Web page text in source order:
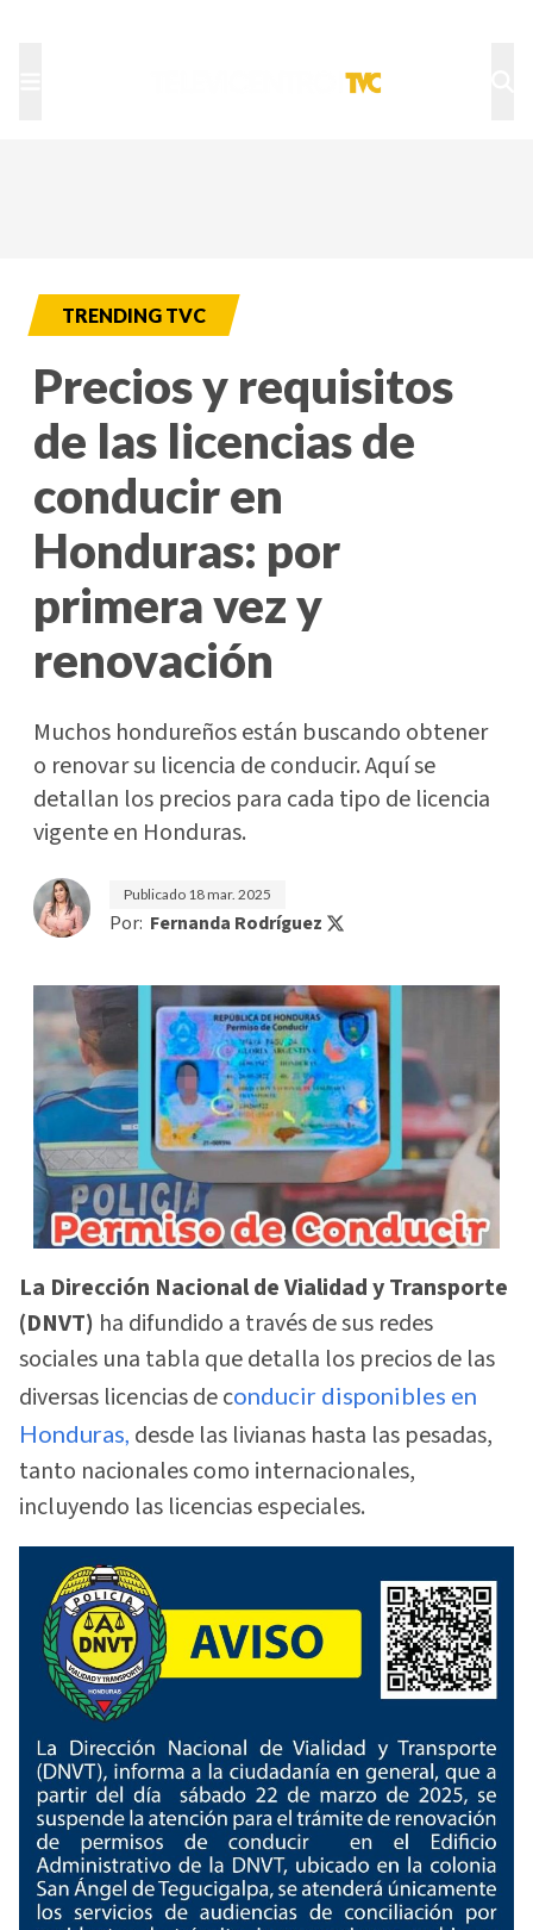
TRENDING TVC
Precios y requisitos
de las licencias de
conducir en
Honduras: por
primera vez y
renovación
Muchos hondureños están buscando obtener
o renovar su licencia de conducir. Aquí se
detallan los precios para cada tipo de licencia
vigente en Honduras.
Publicado 18 mar. 2025
Por: Fernanda Rodríguez
La Dirección Nacional de Vialidad y Transporte
(DNVT) ha difundido a través de sus redes
sociales una tabla que detalla los precios de las
diversas licencias de conducir disponibles en
Honduras, desde las livianas hasta las pesadas,
tanto nacionales como internacionales,
incluyendo las licencias especiales.